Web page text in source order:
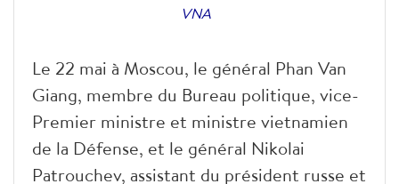
VNA
Le 22 mai à Moscou, le général Phan Van
Giang, membre du Bureau politique, vice-
Premier ministre et ministre vietnamien
de la Défense, et le général Nikolai
Patrouchev, assistant du président russe et